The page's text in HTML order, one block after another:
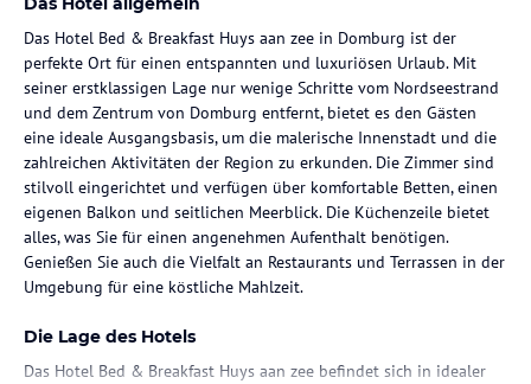
Das Hotel Bed & Breakfast Huys aan zee in Domburg ist der
perfekte Ort für einen entspannten und luxuriösen Urlaub. Mit
seiner erstklassigen Lage nur wenige Schritte vom Nordseestrand
und dem Zentrum von Domburg entfernt, bietet es den Gästen
eine ideale Ausgangsbasis, um die malerische Innenstadt und die
zahlreichen Aktivitäten der Region zu erkunden. Die Zimmer sind
stilvoll eingerichtet und verfügen über komfortable Betten, einen
eigenen Balkon und seitlichen Meerblick. Die Küchenzeile bietet
alles, was Sie für einen angenehmen Aufenthalt benötigen.
Genießen Sie auch die Vielfalt an Restaurants und Terrassen in der
Umgebung für eine köstliche Mahlzeit.
Die Lage des Hotels
Das Hotel Bed & Breakfast Huys aan zee befindet sich in idealer